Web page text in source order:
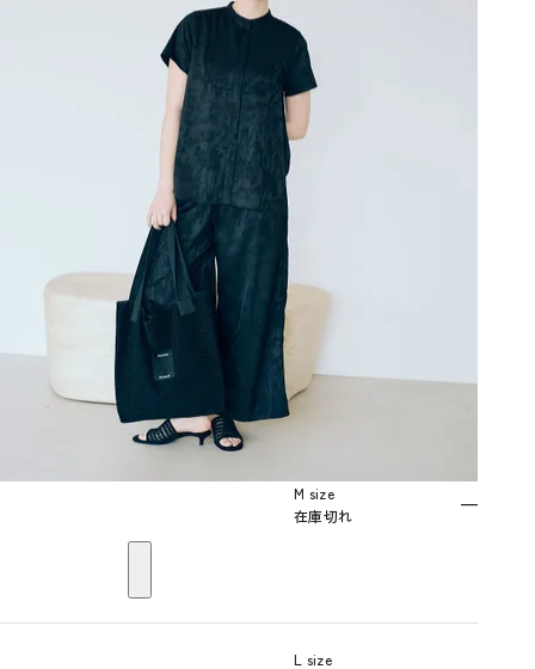
M size
在庫切れ
—
L size